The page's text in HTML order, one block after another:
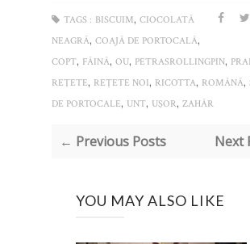
TAGS : BISCUIM, CIOCOLATĂ
NEAGRĂ, COAJĂ DE PORTOCALĂ,
COPT, FĂINĂ, OU, PETRASROLLINGPIN,
REŢETE, REȚETE NOI, RICOTTA, ROMÂNĂ,
DE PORTOCALE, UNT, UŞOR, ZAHĂR
← Previous Posts Next
YOU MAY ALSO LIKE